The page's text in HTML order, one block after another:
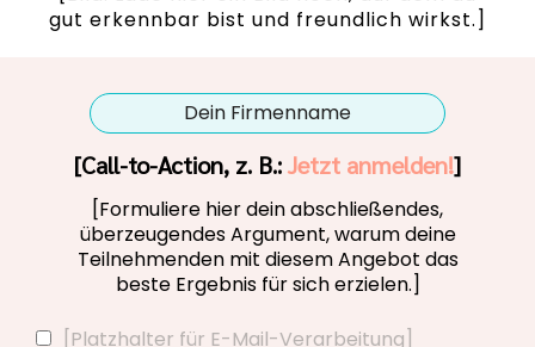
gut erkennbar bist und freundlich wirkst.]
Dein Firmenname
[Call-to-Action, z. B.:Jetzt anmelden!]
[Formuliere hier dein abschließendes,
überzeugendes Argument, warum deine
Teilnehmenden mit diesem Angebot das
beste Ergebnis für sich erzielen.]
[Platzhalter für E-Mail-Verarbeitung]